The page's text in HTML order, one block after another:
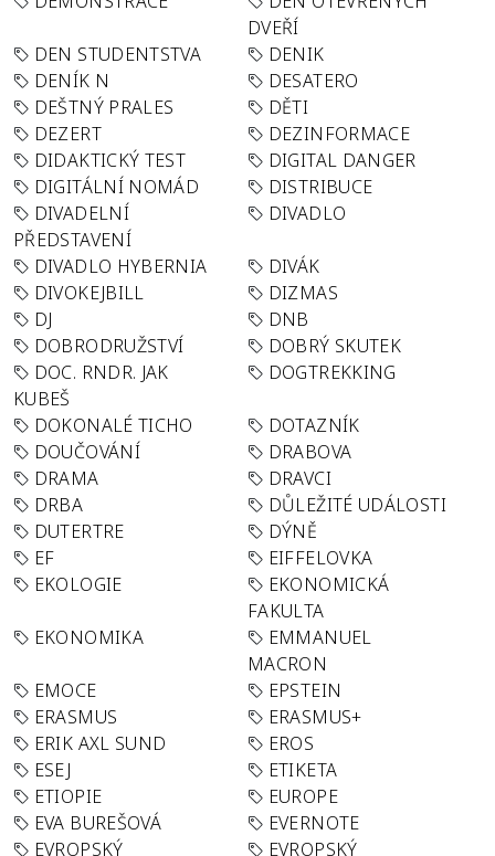
DVEŘÍ
DEN STUDENTSTVA
DENIK
DENÍK N
DESATERO
DEŠTNÝ PRALES
DĚTI
DEZERT
DEZINFORMACE
DIDAKTICKÝ TEST
DIGITAL DANGER
DIGITÁLNÍ NOMÁD
DISTRIBUCE
DIVADELNÍ
PŘEDSTAVENÍ
DIVADLO
DIVADLO HYBERNIA
DIVÁK
DIVOKEJBILL
DIZMAS
DJ
DNB
DOBRODRUŽSTVÍ
DOBRÝ SKUTEK
DOC. RNDR. JAK
KUBEŠ
DOGTREKKING
DOKONALÉ TICHO
DOTAZNÍK
DOUČOVÁNÍ
DRABOVA
DRAMA
DRAVCI
DRBA
DŮLEŽITÉ UDÁLOSTI
DUTERTRE
DÝNĚ
EF
EIFFELOVKA
EKOLOGIE
EKONOMICKÁ
FAKULTA
EKONOMIKA
EMMANUEL
MACRON
EMOCE
EPSTEIN
ERASMUS
ERASMUS+
ERIK AXL SUND
EROS
ESEJ
ETIKETA
ETIOPIE
EUROPE
EVA BUREŠOVÁ
EVERNOTE
EVROPSKÝ
EVROPSKÝ